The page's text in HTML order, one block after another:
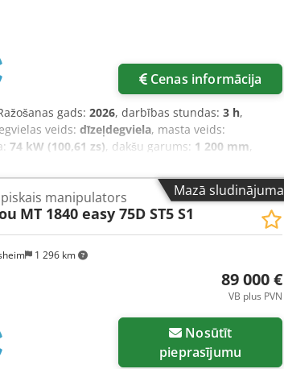
Cenas informācija
gads: 2026, darbības stundas: 3 h,
veids: dīzeļdegviela, masta veids:
74 kW (100,61 zs), dakšu garums: 1 200 mm,
veids:
centrs: 500 Masta tips: teleskopisks
jauna iekārta Tehniskais stāvoklis: jauns
24 Priekšējo riepu stāvoklis: 80–100 %
Aizmugurējās riepas izmērs: 24
pilna kabīne, gaisa kondicionieris, CE sertifikāts,
Mazā sludinājuma
1 296 km
manipulators
MT 1840 easy 75D ST5 S1
89 000 €
VB plus PVN
pieprasījumu